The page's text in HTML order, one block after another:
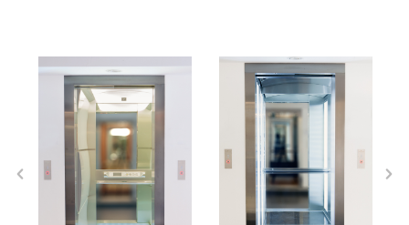
Θάλαμος
Valsa3
Περισσότερα
Θάλαμος
Valsa4
Περισσότερα